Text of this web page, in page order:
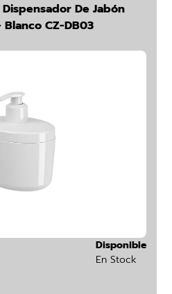
De Jabón
Blanco CZ-DB03
Disponible
En Stock